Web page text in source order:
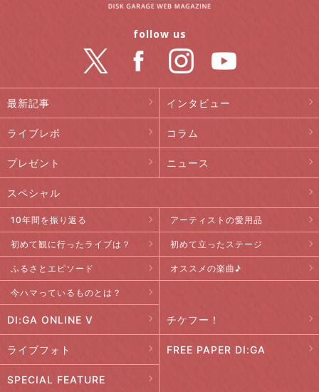
最新記事 インタビュー
ライブレポ コラム
プレゼント ニュース
スペシャル
10年間を振り返る アーティストの愛用品
初めて観に行ったライブは？ 初めて立ったステージ
ふるさとエピソード オススメの楽曲♪
今ハマっているものとは？
DI:GA ONLINE V チケフー！
ライブフォト FREE PAPER DI:GA
SPECIAL FEATURE
follow us